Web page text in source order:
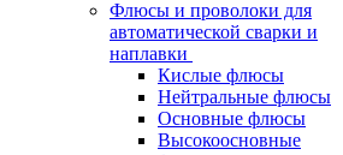
Флюсы и проволоки для
автоматической сварки и
наплавки
Кислые флюсы
Нейтральные флюсы
Основные флюсы
Высокоосновные